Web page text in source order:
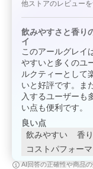
他ストアのレビュー
飲みやすさと香り
イ
このアールグレイ
やすいと多くのユ
ルクティーとして
いと好評です。ま
入するユーザーも
い点も便利です。
良い点
飲みやすい
香
コストパフォー
AI回答の正確性や商品